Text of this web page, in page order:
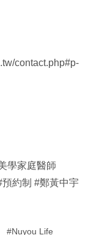
contact.php#p-
學家庭醫師
預約制 #鄭黃中宇
Nuyou Life